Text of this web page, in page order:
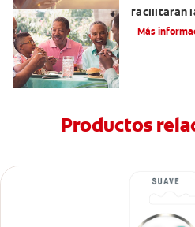
facilitarán
Más
Productos